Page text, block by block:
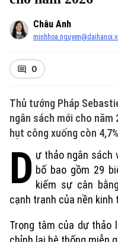
Châu Anh
0
Thủ tướng Pháp
ngân sách mới cho
hụt công xuống còn 4,7%
D ự thảo ngân sách
bố bao gồm 29
kiếm sự cân
cạnh tranh của nền kinh
Trọng tâm của dự thảo